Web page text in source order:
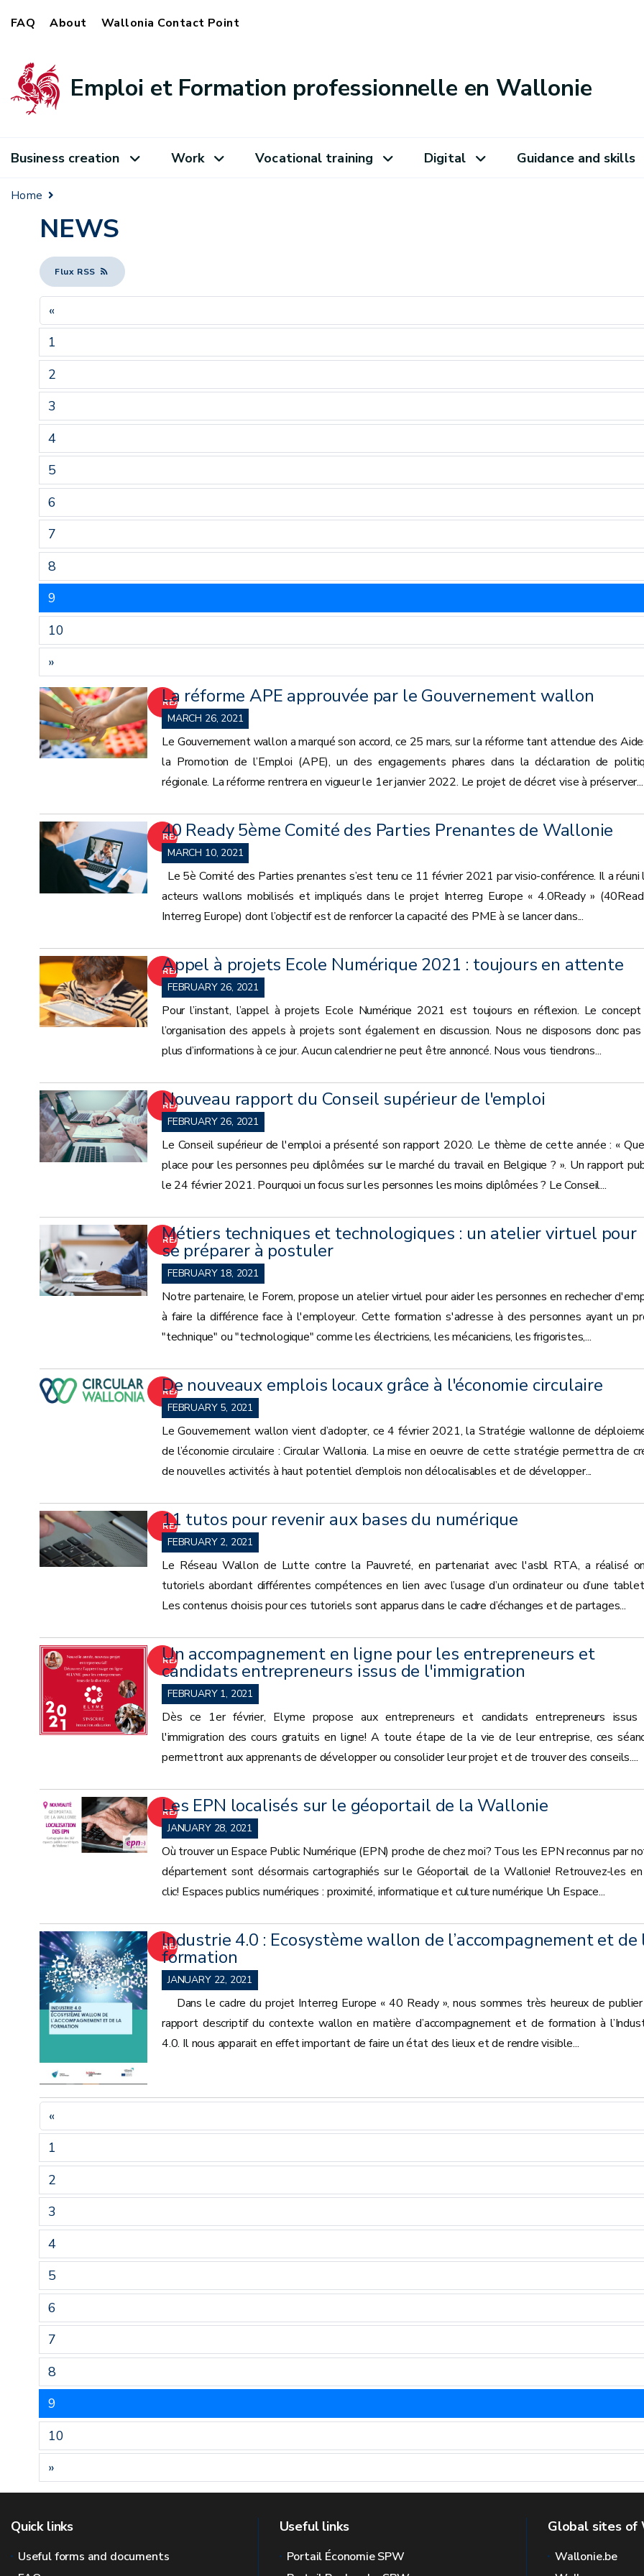
FAQ About Wallonia Contact Point
Emploi et Formation professionnelle en Wallonie
Business creation Work Vocational training Digital Guidance and skills
Home
NEWS
Flux RSS
«
1
2
3
4
5
6
7
8
9
10
»
READ
MORE
La réforme APE approuvée par le Gouvernement wallon
MARCH 26, 2021
Le Gouvernement wallon a marqué son accord, ce 25 mars, sur la réforme tant attendue des
la Promotion de l’Emploi (APE), un des engagements phares dans la déclaration de
régionale. La réforme rentrera en vigueur le 1er janvier 2022. Le projet de décret vise à préserver...
READ
MORE
40 Ready 5ème Comité des Parties Prenantes de Wallonie
MARCH 10, 2021
Le 5è Comité des Parties prenantes s’est tenu ce 11 février 2021 par visio-conférence. Il a réuni
acteurs wallons mobilisés et impliqués dans le projet Interreg Europe « 4.0Ready »
Interreg Europe) dont l’objectif est de renforcer la capacité des PME à se lancer dans...
READ
MORE
Appel à projets Ecole Numérique 2021 : toujours en attente
FEBRUARY 26, 2021
Pour l’instant, l’appel à projets Ecole Numérique 2021 est toujours en réflexion. Le
l’organisation des appels à projets sont également en discussion. Nous ne disposons donc
plus d’informations à ce jour. Aucun calendrier ne peut être annoncé. Nous vous tiendrons...
READ
MORE
Nouveau rapport du Conseil supérieur de l'emploi
FEBRUARY 26, 2021
Le Conseil supérieur de l'emploi a présenté son rapport 2020. Le thème de cette année : «
place pour les personnes peu diplômées sur le marché du travail en Belgique ? ». Un rapport
le 24 février 2021. Pourquoi un focus sur les personnes les moins diplômées ? Le Conseil...
READ
MORE
Métiers techniques et technologiques : un atelier virtuel pour
se préparer à postuler
FEBRUARY 18, 2021
Notre partenaire, le Forem, propose un atelier virtuel pour aider les personnes en rechecher
à faire la différence face à l'employeur. Cette formation s'adresse à des personnes ayant un
"technique" ou "technologique" comme les électriciens, les mécaniciens, les frigoristes,...
READ
MORE
De nouveaux emplois locaux grâce à l'économie circulaire
FEBRUARY 5, 2021
Le Gouvernement wallon vient d’adopter, ce 4 février 2021, la Stratégie wallonne de
de l’économie circulaire : Circular Wallonia. La mise en oeuvre de cette stratégie permettra de
de nouvelles activités à haut potentiel d’emplois non délocalisables et de développer...
READ
MORE
11 tutos pour revenir aux bases du numérique
FEBRUARY 2, 2021
Le Réseau Wallon de Lutte contre la Pauvreté, en partenariat avec l'asbl RTA, a réalisé
tutoriels abordant différentes compétences en lien avec l’usage d’un ordinateur ou d’une
Les contenus choisis pour ces tutoriels sont apparus dans le cadre d’échanges et de partages...
READ
MORE
Un accompagnement en ligne pour les entrepreneurs et
candidats entrepreneurs issus de l'immigration
FEBRUARY 1, 2021
Dès ce 1er février, Elyme propose aux entrepreneurs et candidats entrepreneurs issus
l'immigration des cours gratuits en ligne! A toute étape de la vie de leur entreprise, ces
permettront aux apprenants de développer ou consolider leur projet et de trouver des conseils....
READ
MORE
Les EPN localisés sur le géoportail de la Wallonie
JANUARY 28, 2021
Où trouver un Espace Public Numérique (EPN) proche de chez moi? Tous les EPN reconnus par
département sont désormais cartographiés sur le Géoportail de la Wallonie! Retrouvez-les en
clic! Espaces publics numériques : proximité, informatique et culture numérique Un Espace...
READ
MORE
Industrie 4.0 : Ecosystème wallon de l’accompagnement et de
formation
JANUARY 22, 2021
Dans le cadre du projet Interreg Europe « 40 Ready », nous sommes très heureux de
rapport descriptif du contexte wallon en matière d’accompagnement et de formation à
4.0. Il nous apparait en effet important de faire un état des lieux et de rendre visible...
«
1
2
3
4
5
6
7
8
9
10
»
Quick links
Useful forms and documents
Useful links
Portail Économie SPW
Global sites of
Wallonie.be